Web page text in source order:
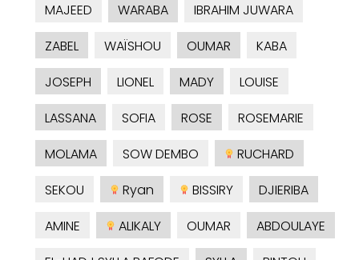
MAJEED
WARABA
IBRAHIM JUWARA
ZABEL
WAÏSHOU OUMAR
KABA
JOSEPH
LIONEL MADY
LOUISE
LASSANA
SOFIA ROSE
ROSEMARIE
MOLAMA
SOW DEMBO
RUCHARD
SEKOU
Ryan BISSIRY
DJIERIBA
AMINE
ALIKALY OUMAR
ABDOULAYE